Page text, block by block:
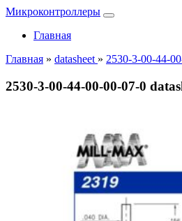
Микроконтроллеры
Главная
Главная » datasheet » 2530-3-00-44-
2530-3-00-44-00-00-07-0